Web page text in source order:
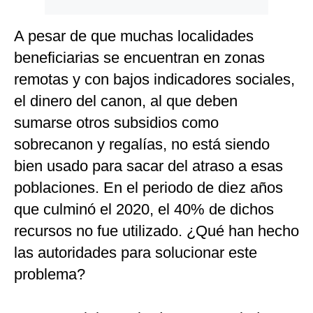
A pesar de que muchas localidades
beneficiarias se encuentran en zonas
remotas y con bajos indicadores sociales,
el dinero del canon, al que deben
sumarse otros subsidios como
sobrecanon y regalías, no está siendo
bien usado para sacar del atraso a esas
poblaciones. En el periodo de diez años
que culminó el 2020, el 40% de dichos
recursos no fue utilizado. ¿Qué han hecho
las autoridades para solucionar este
problema?